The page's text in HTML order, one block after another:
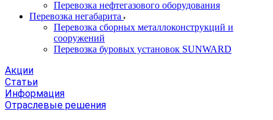
Перевозка нефтегазового оборудования
Перевозка негабарита
Перевозка сборных металлоконструкций и
сооружений
Перевозка буровых установок SUNWARD
Акции
Статьи
Информация
Отраслевые решения